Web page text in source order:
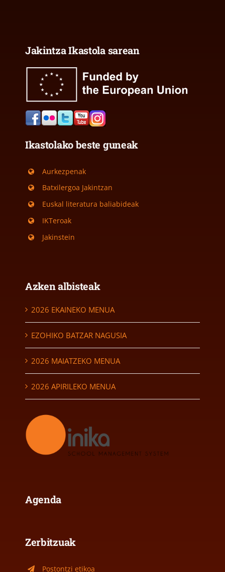
Jakintza Ikastola sarean
Ikastolako beste guneak
Aurkezpenak
Batxilergoa Jakintzan
Euskal literatura baliabideak
IKTeroak
Jakinstein
Azken albisteak
2026 EKAINEKO MENUA
EZOHIKO BATZAR NAGUSIA
2026 MAIATZEKO MENUA
2026 APIRILEKO MENUA
Agenda
Zerbitzuak
Postontzi etikoa